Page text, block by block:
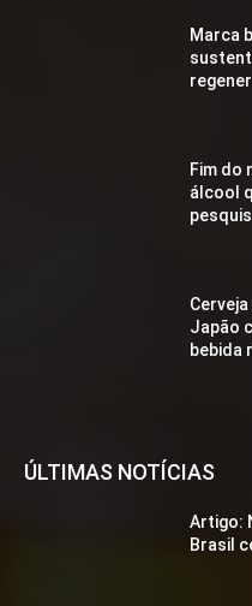
Marca
Fim do
álcool
Japão
bebida
ÚLTIMAS NOTÍCIAS
Artigo:
Brasil